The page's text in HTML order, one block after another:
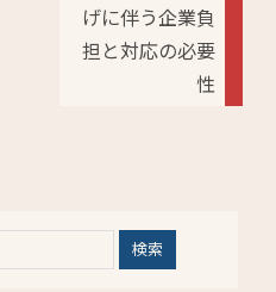
げに伴う企業負
担と対応の必要
性